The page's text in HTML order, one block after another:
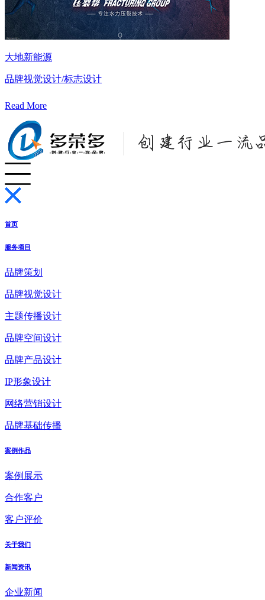
大地新能源
品牌视觉设计/标志设计
Read More
首页
服务项目
品牌策划
品牌视觉设计
主题传播设计
品牌空间设计
品牌产品设计
IP形象设计
网络营销设计
品牌基础传播
案例作品
案例展示
合作客户
客户评价
关于我们
新闻资讯
企业新闻